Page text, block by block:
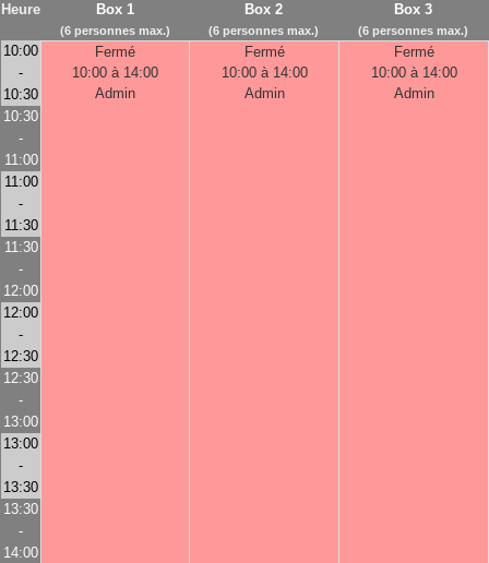
Heure Box 1
(6 personnes max.)
Box 2
(6 personnes max.)
Box 3
(6 personnes max.)
10:00
-
10:30
Fermé
10:00 à 14:00
Admin
Fermé
10:00 à 14:00
Admin
Fermé
10:00 à 14:00
Admin
10:30
-
11:00
11:00
-
11:30
11:30
-
12:00
12:00
-
12:30
12:30
-
13:00
13:00
-
13:30
13:30
-
14:00